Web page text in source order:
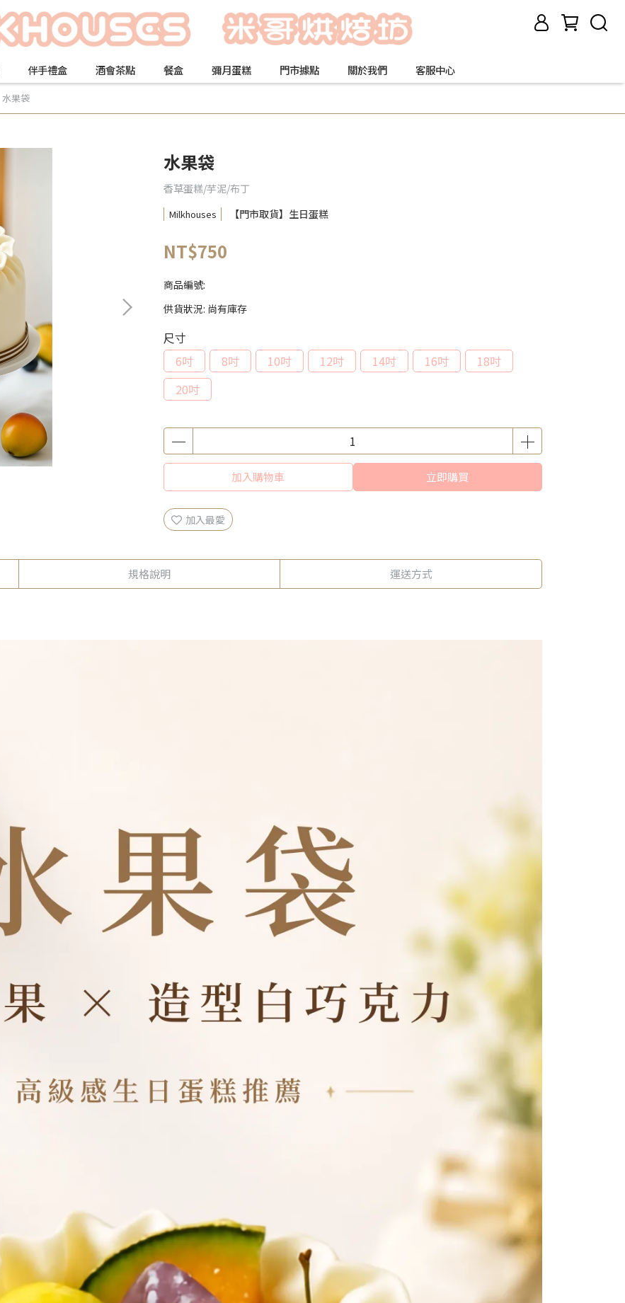
伴手禮盒 酒會茶點 餐盒 彌月蛋糕 門市據點 關於我們 客服中心
水果袋
水果袋
香草蛋糕/芋泥/布丁
Milkhouses 【門市取貨】生日蛋糕
NT$750
商品編號:
供貨狀況: 尚有庫存
尺寸
6吋
8吋 10吋 12吋 14吋 16吋
18吋
20吋
加入購物車 立即購買
加入最愛
規格說明 運送方式